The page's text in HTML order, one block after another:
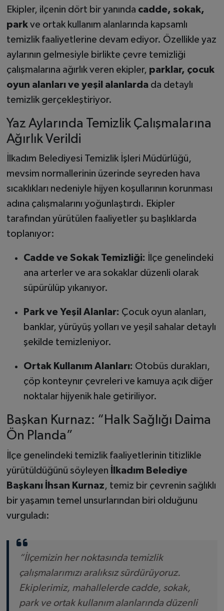
Ekipler, ilçenin dört bir yanında cadde, sokak,
parkve ortak kullanım alanlarında kapsamlı
temizlik faaliyetlerine devam ediyor. Özellikle yaz
aylarının gelmesiyle birlikte çevre temizliği
çalışmalarına ağırlık veren ekipler, parklar, çocuk
oyun alanları ve yeşil alanlardada detaylı
temizlik gerçekleştiriyor.
Yaz Aylarında Temizlik Çalışmalarına
Ağırlık Verildi
İlkadım Belediyesi Temizlik İşleri Müdürlüğü,
mevsim normallerinin üzerinde seyreden hava
sıcaklıkları nedeniyle hijyen koşullarının korunması
adına çalışmalarını yoğunlaştırdı. Ekipler
tarafından yürütülen faaliyetler şu başlıklarda
toplanıyor:
Cadde ve Sokak Temizliği: İlçe genelindeki
ana arterler ve ara sokaklar düzenli olarak
süpürülüp yıkanıyor.
Park ve Yeşil Alanlar: Çocuk oyun alanları,
banklar, yürüyüş yolları ve yeşil sahalar detaylı
şekilde temizleniyor.
Ortak Kullanım Alanları: Otobüs durakları,
çöp konteynır çevreleri ve kamuya açık diğer
noktalar hijyenik hale getiriliyor.
Başkan Kurnaz: “Halk Sağlığı Daima
Ön Planda”
İlçe genelindeki temizlik faaliyetlerinin titizlikle
yürütüldüğünü söyleyen
İlkadım Belediye
Başkanı İhsan Kurnaz, temiz bir çevrenin sağlıklı
bir yaşamın temel unsurlarından biri olduğunu
vurguladı:
“İlçemizin her noktasında temizlik
çalışmalarımızı aralıksız sürdürüyoruz.
Ekiplerimiz, mahallelerde cadde, sokak,
park ve ortak kullanım alanlarında düzenli